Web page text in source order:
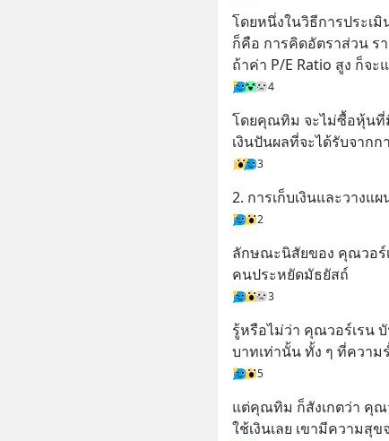
โดยหนึ่งในวิธีการประ
ก็คือ การคิดอัตราส่วน ร
ถ้าค่า P/E Ratio สูง ก็จ
4
โดยคุณทิม จะไม่ซื้อหุ้นที่
เงินปันผลที่จะได้รับจากก
3
2. การเก็บเงินและวางแ
2
ลักษณะนิสัยของ คุณวอร์
คนประหยัดมัธยัสถ์
3
รู้หรือไม่ว่า คุณวอร์เรน
บาทเท่านั้น ทั้ง ๆ ที่ความ
5
แต่คุณทิม ก็สังเกตว่า คุณ
ใช้เงินเลย เขามีความสุ